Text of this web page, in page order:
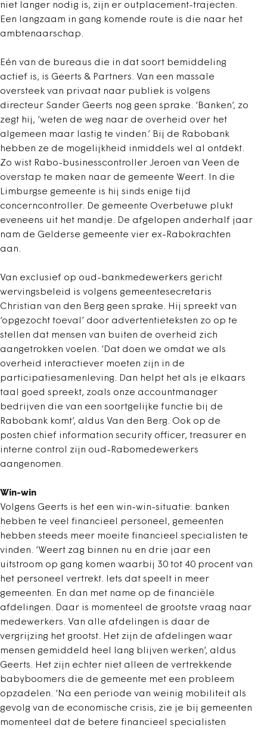
niet langer nodig is, zijn er outplacement-trajecten.
Een langzaam in gang komende route is die naar het
ambtenaarschap.
Eén van de bureaus die in dat soort bemiddeling
actief is, is Geerts & Partners. Van een massale
oversteek van privaat naar publiek is volgens
directeur Sander Geerts nog geen sprake. ‘Banken’, zo
zegt hij, ‘weten de weg naar de overheid over het
algemeen maar lastig te vinden.’ Bij de Rabobank
hebben ze de mogelijkheid inmiddels wel al ontdekt.
Zo wist Rabo-businesscontroller Jeroen van Veen de
overstap te maken naar de gemeente Weert. In die
Limburgse gemeente is hij sinds enige tijd
concerncontroller. De gemeente Overbetuwe plukt
eveneens uit het mandje. De afgelopen anderhalf jaar
nam de Gelderse gemeente vier ex-Rabokrachten
aan.
Van exclusief op oud-bankmedewerkers gericht
wervingsbeleid is volgens gemeentesecretaris
Christian van den Berg geen sprake. Hij spreekt van
‘opgezocht toeval’ door advertentieteksten zo op te
stellen dat mensen van buiten de overheid zich
aangetrokken voelen. ‘Dat doen we omdat we als
overheid interactiever moeten zijn in de
participatiesamenleving. Dan helpt het als je elkaars
taal goed spreekt, zoals onze accountmanager
bedrijven die van een soortgelijke functie bij de
Rabobank komt’, aldus Van den Berg. Ook op de
posten chief information security officer, treasurer en
interne control zijn oud-Rabomedewerkers
aangenomen.
Win-win
Volgens Geerts is het een win-win-situatie: banken
hebben te veel financieel personeel, gemeenten
hebben steeds meer moeite financieel specialisten te
vinden. ‘Weert zag binnen nu en drie jaar een
uitstroom op gang komen waarbij 30 tot 40 procent van
het personeel vertrekt. Iets dat speelt in meer
gemeenten. En dan met name op de financiële
afdelingen. Daar is momenteel de grootste vraag naar
medewerkers. Van alle afdelingen is daar de
vergrijzing het grootst. Het zijn de afdelingen waar
mensen gemiddeld heel lang blijven werken’, aldus
Geerts. Het zijn echter niet alleen de vertrekkende
babyboomers die de gemeente met een probleem
opzadelen. ‘Na een periode van weinig mobiliteit als
gevolg van de economische crisis, zie je bij gemeenten
momenteel dat de betere financieel specialisten